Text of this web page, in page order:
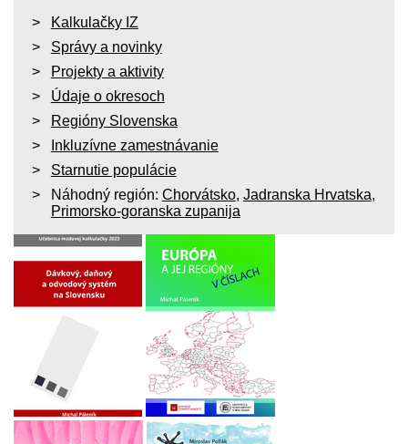
Kalkulačky IZ
Správy a novinky
Projekty a aktivity
Údaje o okresoch
Regióny Slovenska
Inkluzívne zamestnávanie
Starnutie populácie
Náhodný región: Chorvátsko, Jadranska Hrvatska,
Primorsko-goranska zupanija